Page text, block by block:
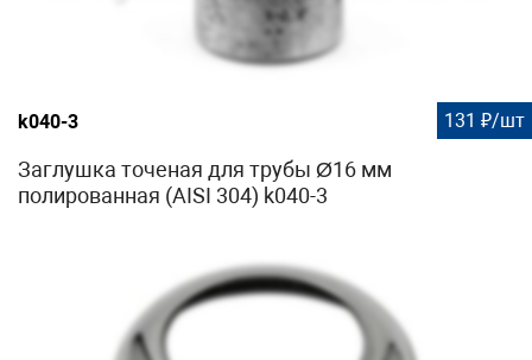
k040-3 131 ₽/шт
Заглушка точеная для трубы Ø16 мм
полированная (AISI 304) k040-3